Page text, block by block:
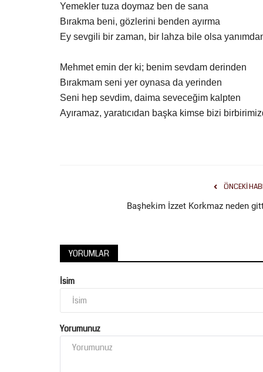
Yemekler tuza doymaz ben de sana
Bırakma beni, gözlerini benden ayırma
Ey sevgili bir zaman, bir lahza bile olsa
Mehmet emin der ki; benim sevdam derinden
Bırakmam seni yer oynasa da yerinden
Seni hep sevdim, daima seveceğim kalpten
Ayıramaz, yaratıcıdan başka kimse bizi
ÖNCEKI
Başhekim İzzet Korkmaz neden
YORUMLAR
İsim
Yorumunuz
Yaşam
Bakan Yumaklı'dan fırtına ve yangın uyarısı: